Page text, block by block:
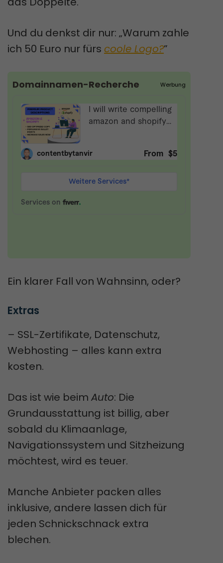
Und du denkst dir nur: „Warum zahle
ich 50 Euro nur fürs coole Logo?”
Domainnamen-Recherche Werbung
Ein klarer Fall von Wahnsinn, oder?
Extras
– SSL-Zertifikate, Datenschutz,
Webhosting – alles kann extra
kosten.
Das ist wie beim Auto: Die
Grundausstattung ist billig, aber
sobald du Klimaanlage,
Navigationssystem und Sitzheizung
möchtest, wird es teuer.
Manche Anbieter packen alles
inklusive, andere lassen dich für
jeden Schnickschnack extra
blechen.